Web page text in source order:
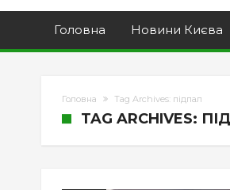
Головна Новини Києва
Головна Tag Archives: підпал
TAG ARCHIVES: